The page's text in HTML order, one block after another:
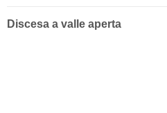
Discesa a valle aperta